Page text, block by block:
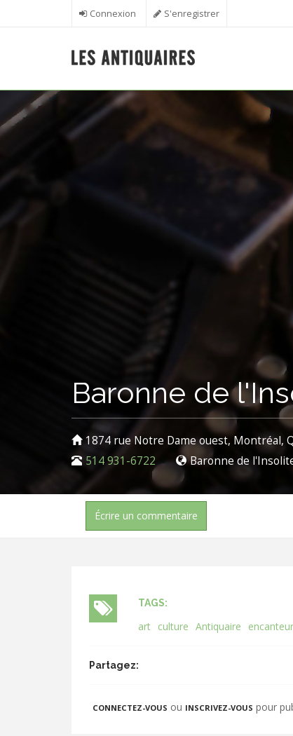
Aller au contenu principalConnexion S'enregistrer
Baronne de
1874 rue Notre Dame ouest, Montréal,
514 931-6722
Baronne de
Écrire un commentaire
TAGS:
art culture Antiquaire
Partagez:
CONNECTEZ-VOUS ou INSCRIVEZ-VOUS pour